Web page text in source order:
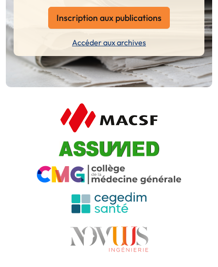
Inscription aux publications
Accéder aux archives